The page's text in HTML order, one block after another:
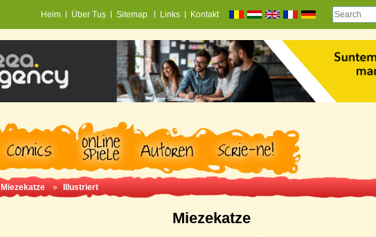
Heim Über Tuș Sitemap Links Kontakt
Miezekatze » Illustriert
Miezekatze